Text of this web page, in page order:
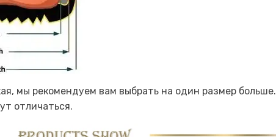
мы рекомендуем вам выбрать на один размер больше.
отличаться.